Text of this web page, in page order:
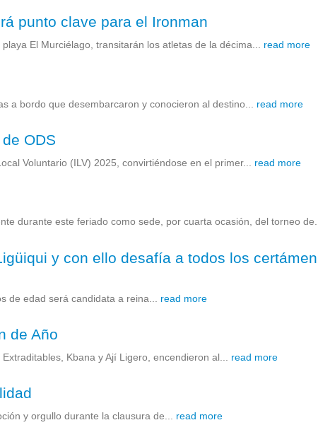
punto clave para el Ironman
El Murciélago, transitarán los atletas de la décima... read more
a bordo que desembarcaron y conocieron al destino... read more
ODS
Voluntario (ILV) 2025, convirtiéndose en el primer... read more
durante este feriado como sede, por cuarta ocasión, del torneo
y con ello desafía a todos los
de edad será candidata a reina... read more
de Año
Kbana y Ají Ligero, encendieron al... read more
y orgullo durante la clausura de... read more